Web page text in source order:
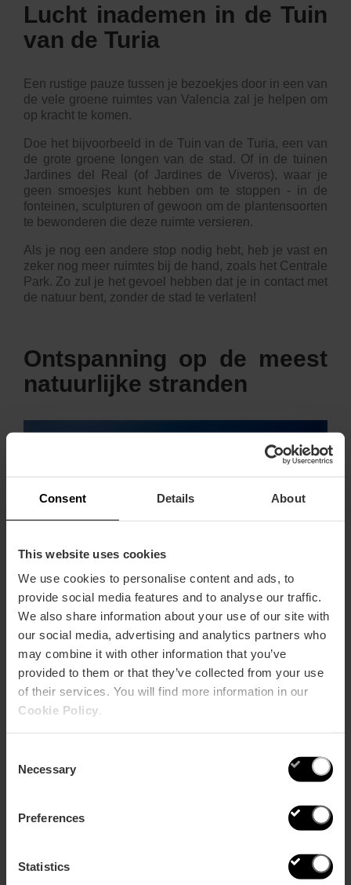
Consent Details About
This website uses cookies
We use cookies to personalise content and ads, to
provide social media features and to analyse our traffic.
We also share information about your use of our site with
our social media, advertising and analytics partners who
may combine it with other information that you’ve
provided to them or that they’ve collected from your use
of their services. You will find more information in our
Cookie Policy
Selection
Necessary
Preferences
Statistics
Lucht inademen in de Tuin
van de Turia
Een rustige pauze tussen je bezoekjes door in een van
de vele groene ruimtes van Valencia zal je helpen om
op kracht te komen.
Doe het bijvoorbeeld in de Tuin van de Turia, een van
de grote groene longen van de stad. Of in de tuinen
Jardines del Real
(of Jardines de Viveros), waar je
geen smoesjes kunt hebben om te stoppen - in de
fonteinen, sculpturen of gewoon om de plantensoorten
te bewonderen die deze ruimte versieren.
Als je nog een andere stop nodig hebt, heb je vast en
zeker nog meer ruimtes bij de hand, zoals het Centrale
Park. Zo zul je het gevoel hebben dat je in contact met
de natuur bent, zonder de stad te verlaten!
Ontspanning op de meest
natuurlijke stranden
De autonome regio Valencia heeft 134 blauwe
vlaggen verkregen in 2020. Daarvanstaan er zeven
in Valencia(Cabanyal, El Saler, L' Arbre del Gos, La
Devesa, La Garrofera
Malvarrosa en Recatí-Perellonet). Daarom is een van
de grote duurzame ideeën om Valencia te ontdekken
van deze
de zonsondergang een wandeling te maken over de
Malvarrosa of El Saler en van dit dagelijkse spektakel